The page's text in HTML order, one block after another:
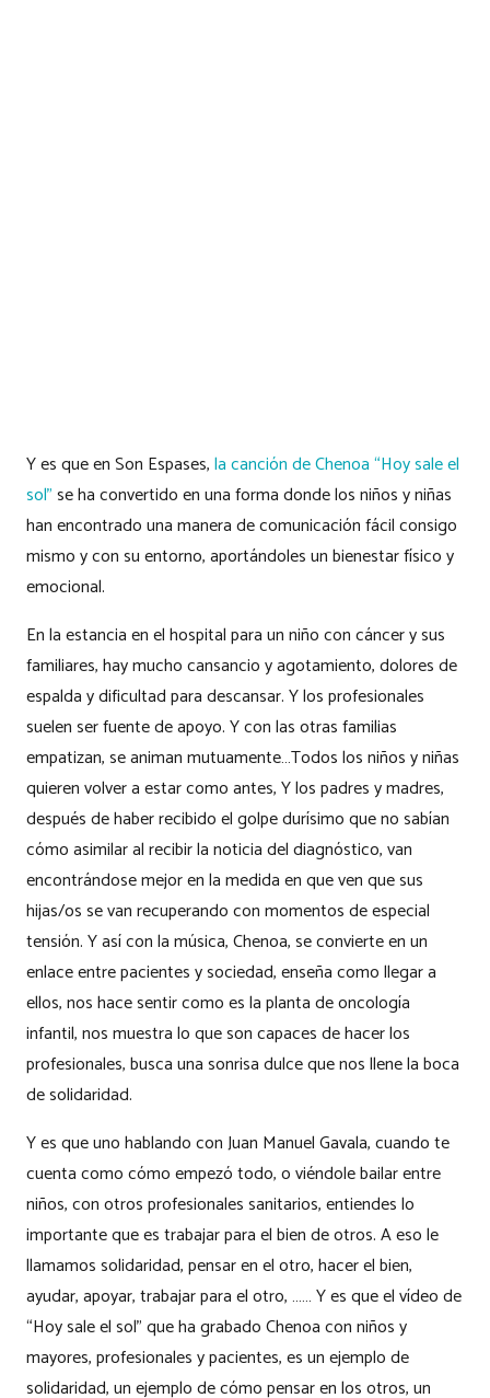
Y es que en Son Espases,la canción de Chenoa “Hoy sale el
sol”se ha convertido en una forma donde los niños y niñas
han encontrado una manera de comunicación fácil consigo
mismo y con su entorno, aportándoles un bienestar físico y
emocional.
En la estancia en el hospital para un niño con cáncer y sus
familiares, hay mucho cansancio y agotamiento, dolores de
espalda y dificultad para descansar. Y los profesionales
suelen ser fuente de apoyo. Y con las otras familias
empatizan, se animan mutuamente…Todos los niños y niñas
quieren volver a estar como antes, Y los padres y madres,
después de haber recibido el golpe durísimo que no sabían
cómo asimilar al recibir la noticia del diagnóstico, van
encontrándose mejor en la medida en que ven que sus
hijas/os se van recuperando con momentos de especial
tensión. Y así con la música, Chenoa, se convierte en un
enlace entre pacientes y sociedad, enseña como llegar a
ellos, nos hace sentir como es la planta de oncología
infantil, nos muestra lo que son capaces de hacer los
profesionales, busca una sonrisa dulce que nos llene la boca
de solidaridad.
Y es que uno hablando con Juan Manuel Gavala, cuando te
cuenta como cómo empezó todo, o viéndole bailar entre
niños, con otros profesionales sanitarios, entiendes lo
importante que es trabajar para el bien de otros. A eso le
llamamos solidaridad, pensar en el otro, hacer el bien,
ayudar, apoyar, trabajar para el otro, …… Y es que el vídeo de
“Hoy sale el sol” que ha grabado Chenoa con niños y
mayores, profesionales y pacientes, es un ejemplo de
solidaridad, un ejemplo de cómo pensar en los otros, un